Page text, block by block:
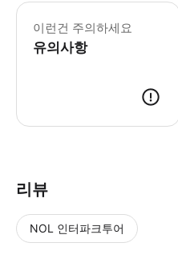
이런건 주의하세요
유의사항
리뷰
NOL 인터파크투어